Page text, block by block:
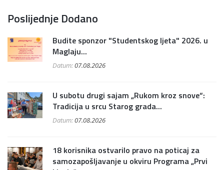
Poslijednje Dodano
Budite sponzor "Studentskog ljeta" 2026. u
Maglaju...
Datum:07.08.2026
U subotu drugi sajam „Rukom kroz snove“:
Tradicija u srcu Starog grada...
Datum:07.08.2026
18 korisnika ostvarilo pravo na poticaj za
samozapošljavanje u okviru Programa „Prvi